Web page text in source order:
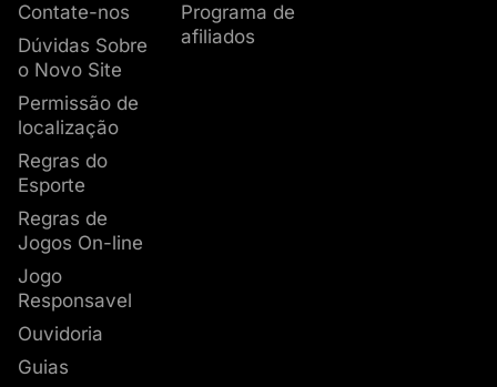
Contate-nos
Dúvidas Sobre
o Novo Site
Permissão de
localização
Regras do
Esporte
Regras de
Jogos On-line
Jogo
Responsavel
Ouvidoria
Guias
Programa de
afiliados